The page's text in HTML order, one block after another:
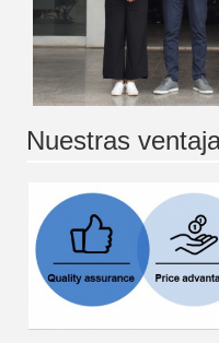
Nuestras